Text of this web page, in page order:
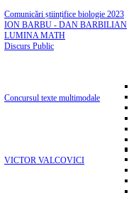
Comunicări științifice biologie 2023
ION BARBU - DAN BARBILIAN
LUMINA MATH
Discurs Public
Concursul texte multimodale
VICTOR VALCOVICI